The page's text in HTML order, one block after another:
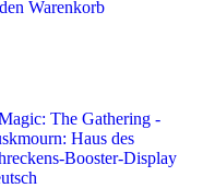
Warenkorb